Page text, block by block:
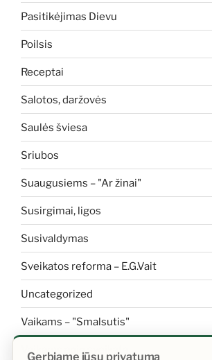
Pasitikėjimas Dievu
Poilsis
Receptai
Salotos, daržovės
Saulės šviesa
Sriubos
Suaugusiems – "Ar žinai"
Susirgimai, ligos
Susivaldymas
Sveikatos reforma – E.G.Vait
Uncategorized
Vaikams – "Smalsutis"
Vaikams apie sveikatą
Gerbiame jūsų privatumą